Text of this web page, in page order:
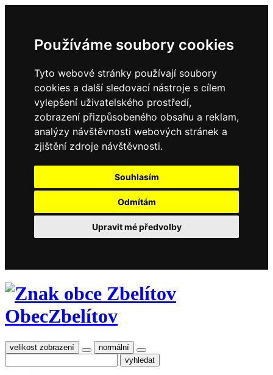
Používáme soubory cookies
Tyto webové stránky používají soubory
cookies a další sledovací nástroje s cílem
vylepšení uživatelského prostředí,
zobrazení přizpůsobeného obsahu a reklam,
analýzy návštěvnosti webových stránek a
zjištění zdroje návštěvnosti.
Souhlasím
Odmítám
Upravit mé předvolby
ObecZbelítov
velikost zobrazení normální